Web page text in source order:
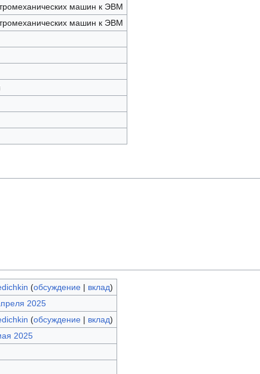
машин к ЭВМ
машин к ЭВМ
(обсуждение| вклад)
2025
(обсуждение| вклад)
2025